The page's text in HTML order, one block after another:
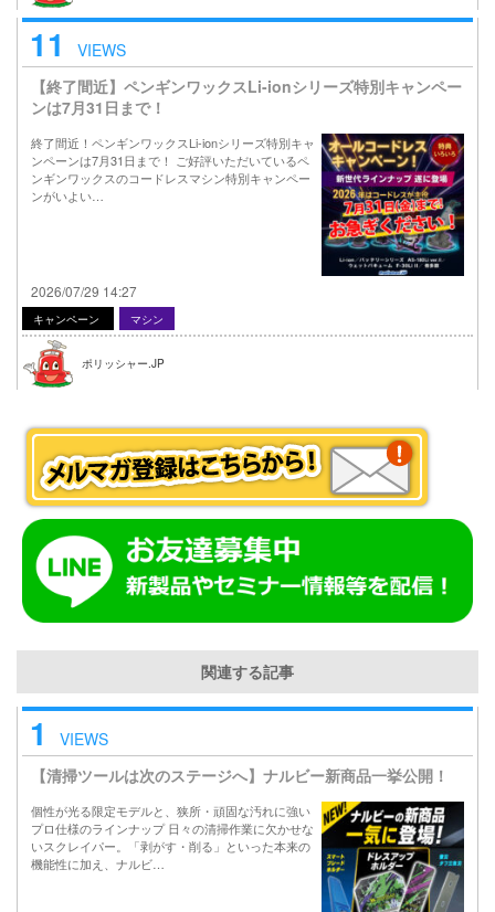
11
VIEWS
【終了間近】ペンギンワックスLi-ionシリーズ特別キャンペー
ンは7月31日まで！
終了間近！ペンギンワックスLi-ionシリーズ特別キャ
ンペーンは7月31日まで！ ご好評いただいているペ
ンギンワックスのコードレスマシン特別キャンペー
ンがいよい…
2026/07/29 14:27
キャンペーン マシン
ポリッシャー.JP
関連する記事
1
VIEWS
【清掃ツールは次のステージへ】ナルビー新商品一挙公開！
個性が光る限定モデルと、狭所・頑固な汚れに強い
プロ仕様のラインナップ 日々の清掃作業に欠かせな
いスクレイパー。「剥がす・削る」といった本来の
機能性に加え、ナルビ…